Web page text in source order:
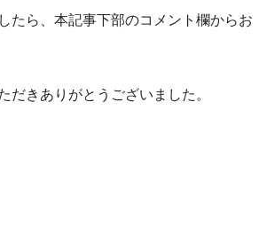
たら、本記事下部のコメント欄からお
だきありがとうございました。